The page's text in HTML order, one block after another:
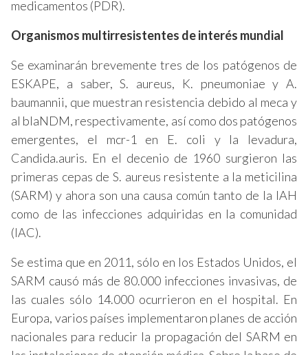
medicamentos (PDR).
Organismos multirresistentes de interés mundial
Se examinarán brevemente tres de los patógenos de
ESKAPE, a saber, S. aureus, K. pneumoniae y A.
baumannii, que muestran resistencia debido al meca y
al blaNDM, respectivamente, así como dos patógenos
emergentes, el mcr-1 en E. coli y la levadura,
Candida.auris. En el decenio de 1960 surgieron las
primeras cepas de S. aureus resistente a la meticilina
(SARM) y ahora son una causa común tanto de la IAH
como de las infecciones adquiridas en la comunidad
(IAC).
Se estima que en 2011, sólo en los Estados Unidos, el
SARM causó más de 80.000 infecciones invasivas, de
las cuales sólo 14.000 ocurrieron en el hospital. En
Europa, varios países implementaron planes de acción
nacionales para reducir la propagación del SARM en